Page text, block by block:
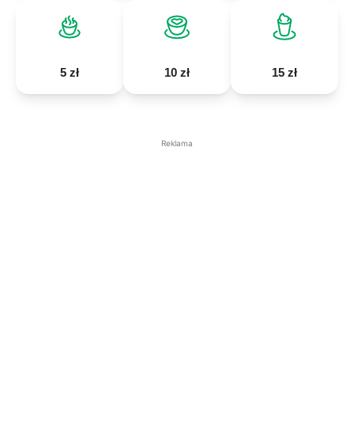
5 zł 10 zł 15 zł
Reklama